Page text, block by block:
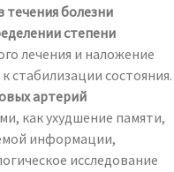
течения болезни
степени
лечения и наложение
стабилизации состояния.
артерий
как ухудшение памяти,
информации,
исследование